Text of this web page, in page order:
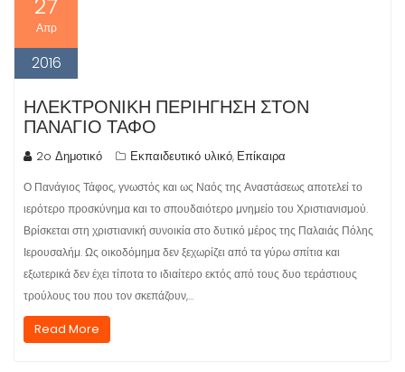
Απρ
2016
ΗΛΕΚΤΡΟΝΙΚΉ ΠΕΡΙΉΓΗΣΗ ΣΤΟΝ
ΠΑΝΆΓΙΟ ΤΆΦΟ
2o Δημοτικό Εκπαιδευτικό υλικό, Επίκαιρα
Ο Πανάγιος Τάφος, γνωστός και ως Ναός της Αναστάσεως αποτελεί το
ιερότερο προσκύνημα και το σπουδαιότερο μνημείο του Χριστιανισμού.
Βρίσκεται στη χριστιανική συνοικία στο δυτικό μέρος της Παλαιάς Πόλης
Ιερουσαλήμ. Ως οικοδόμημα δεν ξεχωρίζει από τα γύρω σπίτια και
εξωτερικά δεν έχει τίποτα το ιδιαίτερο εκτός από τους δυο τεράστιους
τρούλους του που τον σκεπάζουν,…
Read More